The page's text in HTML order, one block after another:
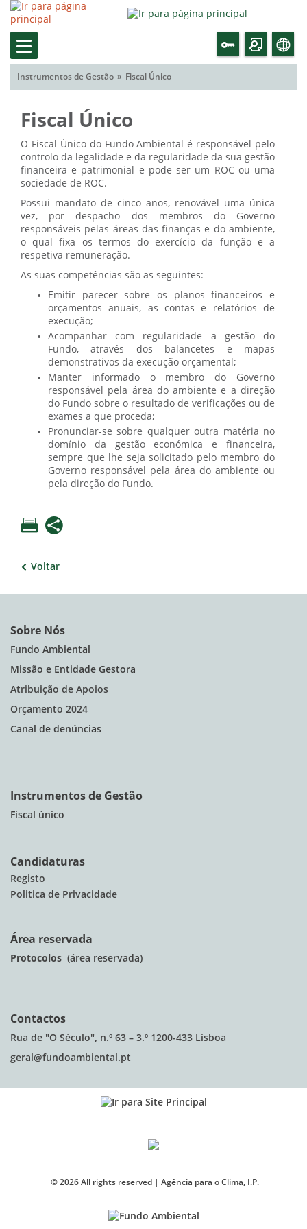
Instrumentos de Gestão Fiscal Único
Fiscal Único
O Fiscal Único do Fundo Ambiental é responsável pelo
controlo da legalidade e da regularidade da sua gestão
financeira e patrimonial e pode ser um ROC ou uma
sociedade de ROC.
Possui mandato de cinco anos, renovável uma única
vez, por despacho dos membros do Governo
responsáveis pelas áreas das finanças e do ambiente,
o qual fixa os termos do exercício da função e a
respetiva remuneração.
As suas competências são as seguintes:
Emitir parecer sobre os planos financeiros e
orçamentos anuais, as contas e relatórios de
execução;
Acompanhar com regularidade a gestão do
Fundo, através dos balancetes e mapas
demonstrativos da execução orçamental;
Manter informado o membro do Governo
responsável pela área do ambiente e a direção
do Fundo sobre o resultado de verificações ou de
exames a que proceda;
Pronunciar-se sobre qualquer outra matéria no
domínio da gestão económica e financeira,
sempre que lhe seja solicitado pelo membro do
Governo responsável pela área do ambiente ou
pela direção do Fundo.
Voltar
Sobre Nós
Fundo Ambiental
Missão e Entidade Gestora
Atribuição de Apoios
Orçamento 2024
Canal de denúncias
Instrumentos de Gestão
Fiscal único
Candidaturas
Registo
Politica de Privacidade
Área reservada
Protocolos (área reservada)
Contactos
Rua de "O Século", n.º 63 – 3.º 1200-433 Lisboa
geral@fundoambiental.pt
© 2026All rights reserved | Agência para o Clima, I.P.